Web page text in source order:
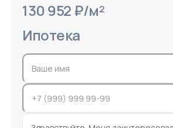
130 952 ₽/м²
Ипотека